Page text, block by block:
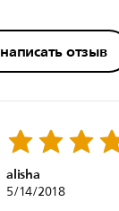
написать отзыв
alisha
5/14/2018